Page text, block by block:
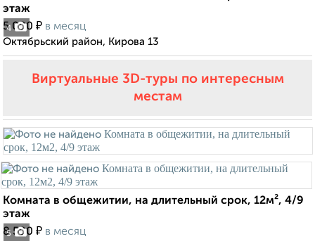
4
этаж
5 000 ₽ в месяц
Октябрьский район, Кирова 13
Виртуальные 3D-туры по интересным
местам
5
Комната в общежитии, на длительный срок, 12м², 4/9
этаж
8 500 ₽ в месяц